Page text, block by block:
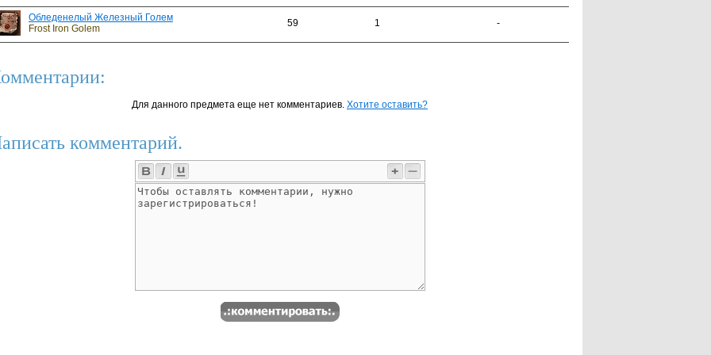
Обледенелый Железный Голем
Frost Iron Golem
59 1 -
Для данного предмета еще нет комментариев. Хотите оставить?
комментарий.